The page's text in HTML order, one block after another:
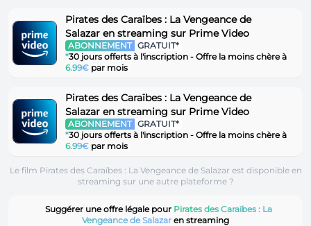
Pirates des Caraïbes : La Vengeance de
Salazar en streaming sur Prime Video
ABONNEMENT GRATUIT*
*30 jours offerts à l'inscription - Offre la moins chère à
6.99€ par mois
Pirates des Caraïbes : La Vengeance de
Salazar en streaming sur Prime Video
ABONNEMENT GRATUIT*
*30 jours offerts à l'inscription - Offre la moins chère à
6.99€ par mois
Le film Pirates des Caraïbes : La Vengeance de Salazar est disponible en
streaming sur une autre plateforme ?
Suggérer une offre légale pour Pirates des Caraïbes : La
Vengeance de Salazar en streaming